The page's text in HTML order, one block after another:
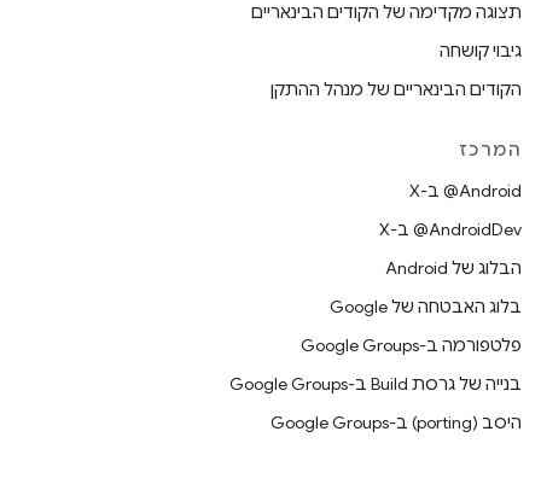
תצוגה מקדימה של הקודים הבינאריים
גיבוי קושחה
הקודים הבינאריים של מנהל ההתקן
המרכז
‫‎@Android ב-X
‫‎@AndroidDev ב-X
הבלוג של Android
בלוג האבטחה של Google
פלטפורמה ב-Google Groups
בנייה של גרסת Build ב-Google Groups
היסב (porting) ב-Google Groups